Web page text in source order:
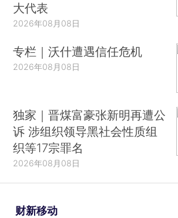
大代表
2026年08月08日
专栏｜沃什遭遇信任危机
2026年08月08日
独家｜晋煤富豪张新明再遭公
诉 涉组织领导黑社会性质组
织等17宗罪名
2026年08月08日
财新移动